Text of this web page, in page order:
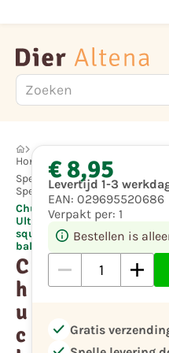
Hond
Spellen en
Speelgoed
Chuckit
Ultra
squeaker
ball M
C
h
u
c
€ 8,95
Levertijd 1-3
EAN: 029695520686
Verpakt per: 1
Bestellen is
check Gratis